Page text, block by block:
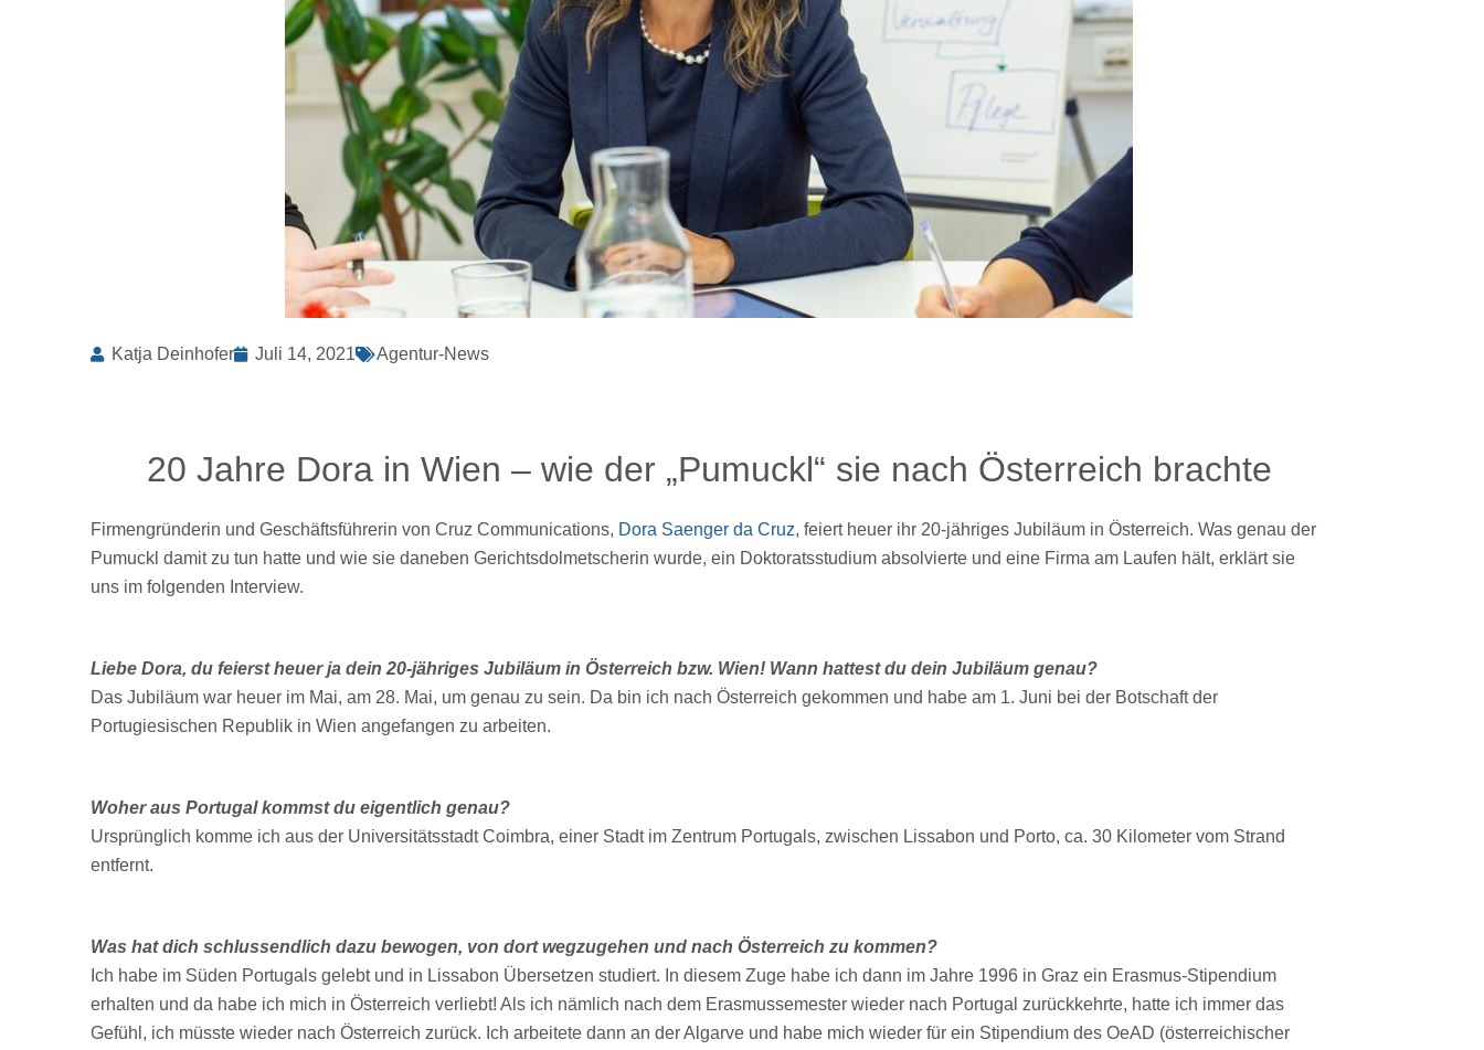
Katja Deinhofer Juli 14, 2021 Agentur-News
20 Jahre Dora in Wien – wie der „Pumuckl“ sie nach Österreich brachte
Firmengründerin und Geschäftsführerin von Cruz Communications, Dora Saenger da Cruz, feiert heuer ihr 20-jähriges Jubiläum in Österreich. Was genau der
Pumuckl damit zu tun hatte und wie sie daneben Gerichtsdolmetscherin wurde, ein Doktoratsstudium absolvierte und eine Firma am Laufen hält, erklärt sie
uns im folgenden Interview.
Liebe Dora, du feierst heuer ja dein 20-jähriges Jubiläum in Österreich bzw. Wien! Wann hattest du dein Jubiläum genau?
Das Jubiläum war heuer im Mai, am 28. Mai, um genau zu sein. Da bin ich nach Österreich gekommen und habe am 1. Juni bei der Botschaft der
Portugiesischen Republik in Wien angefangen zu arbeiten.
Woher aus Portugal kommst du eigentlich genau?
Ursprünglich komme ich aus der Universitätsstadt Coimbra, einer Stadt im Zentrum Portugals, zwischen Lissabon und Porto, ca. 30 Kilometer vom Strand
entfernt.
Was hat dich schlussendlich dazu bewogen, von dort wegzugehen und nach Österreich zu kommen?
Ich habe im Süden Portugals gelebt und in Lissabon Übersetzen studiert. In diesem Zuge habe ich dann im Jahre 1996 in Graz ein Erasmus-Stipendium
erhalten und da habe ich mich in Österreich verliebt! Als ich nämlich nach dem Erasmussemester wieder nach Portugal zurückkehrte, hatte ich immer das
Gefühl, ich müsste wieder nach Österreich zurück. Ich arbeitete dann an der Algarve und habe mich wieder für ein Stipendium des OeAD (österreichischer